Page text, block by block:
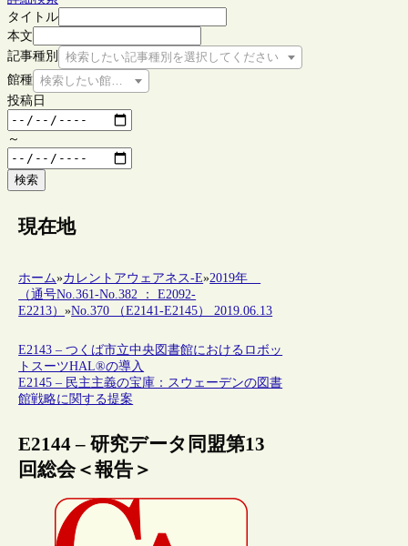
タイトル
本文
記事種別
検索したい記事種別を選択してください
館種 検索したい館種を選択してください
投稿日
～
検索
現在地
ホーム»カレントアウェアネス-E»2019年
（通号No.361-No.382 ： E2092-
E2213）»No.370 （E2141-E2145） 2019.06.13
E2143 – つくば市立中央図書館におけるロボッ
トスーツHAL®の導入
E2145 – 民主主義の宝庫：スウェーデンの図書
館戦略に関する提案
E2144 – 研究データ同盟第13
回総会＜報告＞